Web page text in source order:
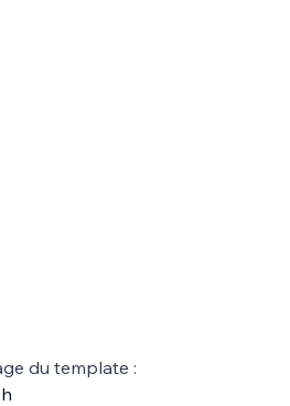
du template :